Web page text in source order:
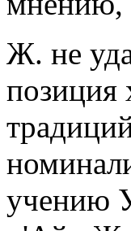
Ж. не
позиция
учению